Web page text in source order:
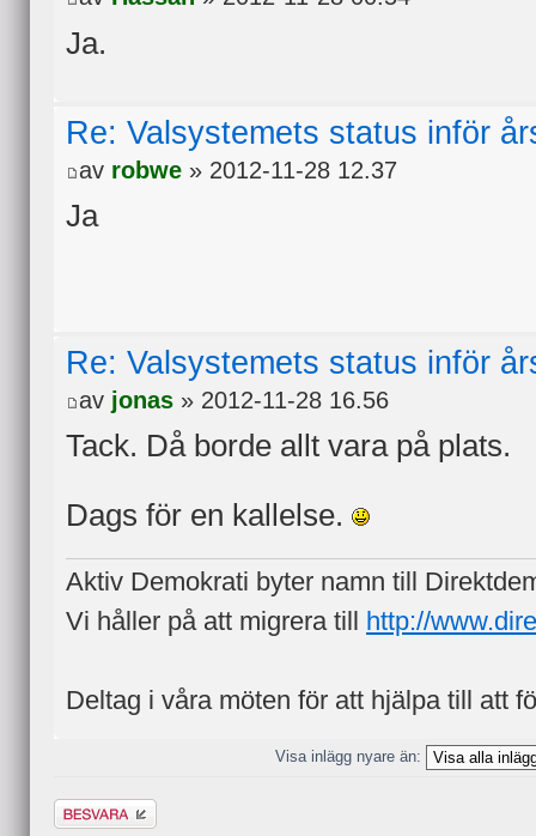
Ja.
Re: Valsystemets status inför
av robwe » 2012-11-28 12.37
Ja
Re: Valsystemets status inför
av jonas » 2012-11-28 16.56
Tack. Då borde allt vara på plats.
Dags för en kallelse.
Aktiv Demokrati byter namn till
Vi håller på att migrera till
http://
Deltag i våra möten för att hjälpa till att
Visa inlägg nyare än:
Besvara